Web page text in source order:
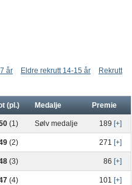
år Eldre rekrutt 14-15 år
Rekrutt
(pl.) Medalje Premie
(1) Sølv medalje 189 [+]
(2) 271 [+]
(3) 86 [+]
(4) 101 [+]